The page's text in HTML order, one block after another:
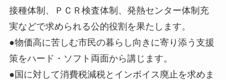
接種体制、ＰＣＲ検査体制、発熱センター体制充
実などで求められる公的役割を果たします。
●物価高に苦しむ市民の暮らし向きに寄り添う支援
策をハード・ソフト両面から講じます。
●国に対して消費税減税とインボイス廃止を求めま